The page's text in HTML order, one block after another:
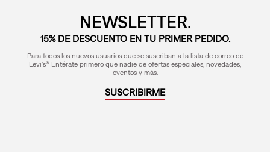
NEWSLETTER.
15% DE DESCUENTO EN TU PRIMER PEDIDO.
Para todos los nuevos usuarios que se suscriban a la lista de correo de
Levi's® Entérate primero que nadie de ofertas especiales, novedades,
eventos y más.
SUSCRIBIRME